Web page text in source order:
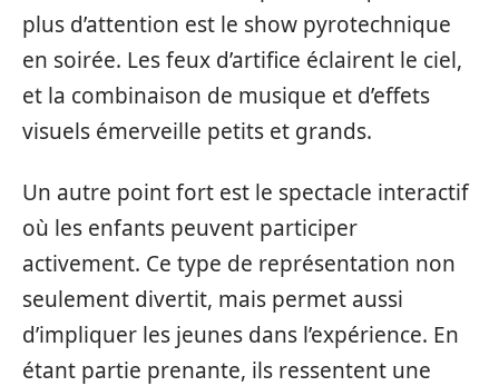
plus d’attention est le show pyrotechnique
en soirée. Les feux d’artifice éclairent le ciel,
et la combinaison de musique et d’effets
visuels émerveille petits et grands.
Un autre point fort est le spectacle interactif
où les enfants peuvent participer
activement. Ce type de représentation non
seulement divertit, mais permet aussi
d’impliquer les jeunes dans l’expérience. En
étant partie prenante, ils ressentent une